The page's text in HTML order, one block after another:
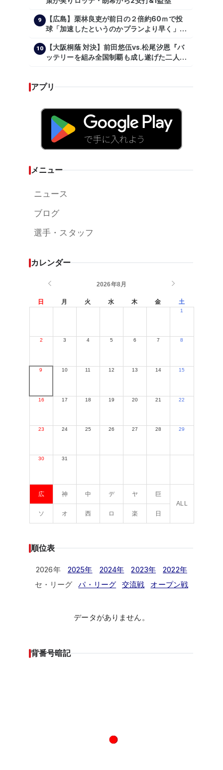
9
【広島】栗林良吏が前日の２倍約60ｍで投
球「加速したというのかプランより早く」自
10
【大阪桐蔭 対決】前田悠伍vs.松尾汐恩『バ
ッテリーを組み全国制覇も成し遂げた二人
アプリ
メニュー
ニュース
ブログ
選手・スタッフ
カレンダー
2026年8月
日 月 火 水 木 金 土
1
2 3 4 5 6 7 8
9 10 11 12 13 14 15
16 17 18 19 20 21 22
23 24 25 26 27 28 29
30 31
広 神 中 デ ヤ
巨
ALL
ソ
オ 西 ロ 楽 日
順位表
2026年 2025年 2024年 2023年
2022年
セ・リーグ
パ・リーグ 交流戦 オープン戦
データがありません。
背番号暗記